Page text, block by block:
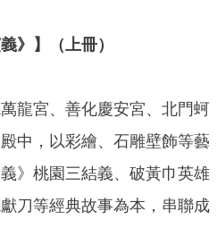
》】（上冊）
龍宮、善化慶安宮、北門蚵
中，以彩繪、石雕壁飾等藝
》桃園三結義、破黃巾英雄
刀等經典故事為本，串聯成